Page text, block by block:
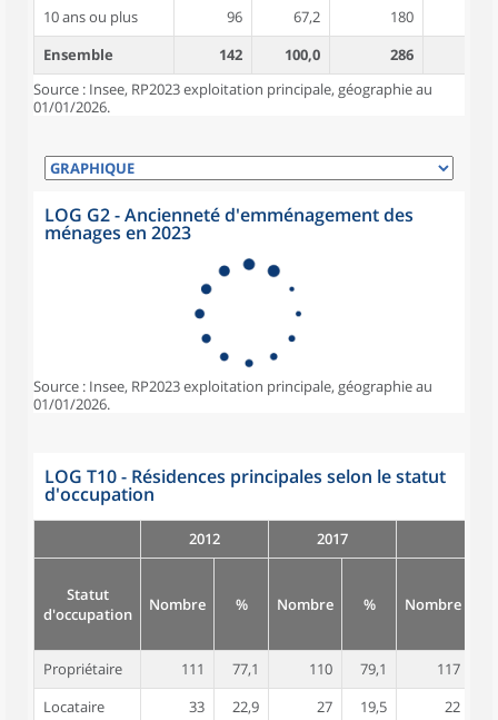
10 ans ou plus
96 67,2 180
Ensemble
142 100,0 286
Source : Insee, RP2023 exploitation principale, géographie au
01/01/2026.
LOG G2 - Ancienneté d'emménagement des
ménages en 2023
Source : Insee, RP2023 exploitation principale, géographie au
01/01/2026.
LOG T10 - Résidences principales selon le statut
d'occupation
2012 2017
Statut
d'occupation
Nombre % Nombre % Nombre
Propriétaire 111 77,1 110 79,1 117
Locataire
33 22,9 27 19,5 22